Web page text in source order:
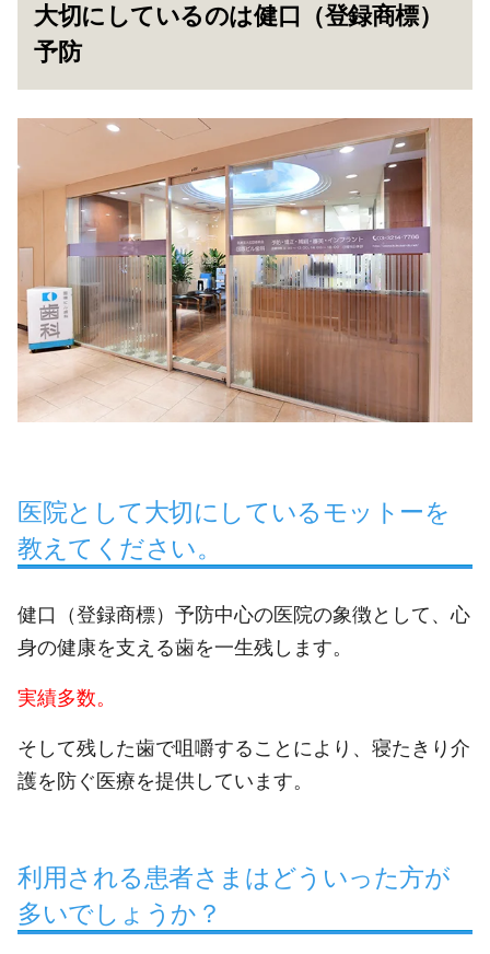
大切にしているのは健口（登録商標）
予防
医院として大切にしているモットーを
教えてください。
健口（登録商標）予防中心の医院の象徴として、心
身の健康を支える歯を一生残します。
実績多数。
そして残した歯で咀嚼することにより、寝たきり介
護を防ぐ医療を提供しています。
利用される患者さまはどういった方が
多いでしょうか？